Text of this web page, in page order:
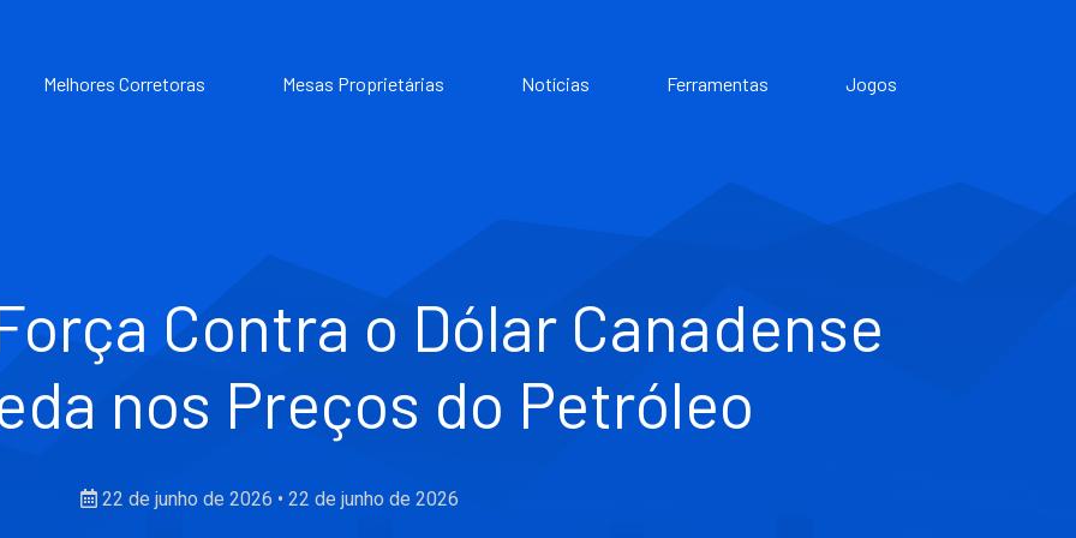
Melhores Corretoras Mesas Proprietárias Notícias Ferramentas Jogos
Contra o Dólar Canadense
nos Preços do Petróleo
22 de junho de 2026 • 22 de junho de 2026